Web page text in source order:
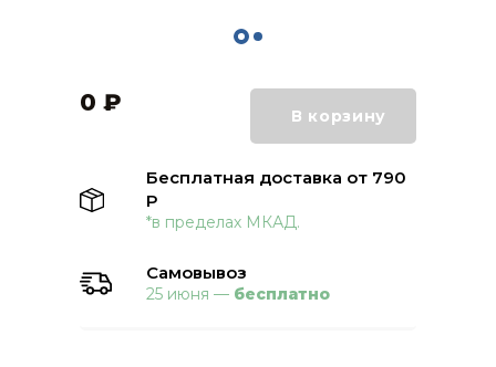
0 ₽ В корзину
Бесплатная доставка от 790
Р
*в пределах МКАД.
Самовывоз
25 июня — бесплатно